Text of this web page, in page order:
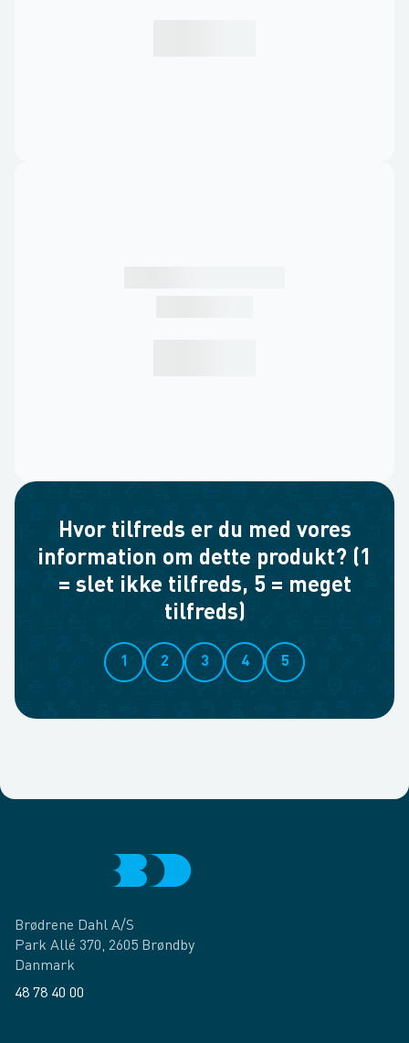
Hvor tilfreds er du med vores
information om dette produkt? (1
= slet ikke tilfreds, 5 = meget
tilfreds)
1 2 3 4 5
Brødrene Dahl A/S
Park Allé 370, 2605 Brøndby
Danmark
48 78 40 00